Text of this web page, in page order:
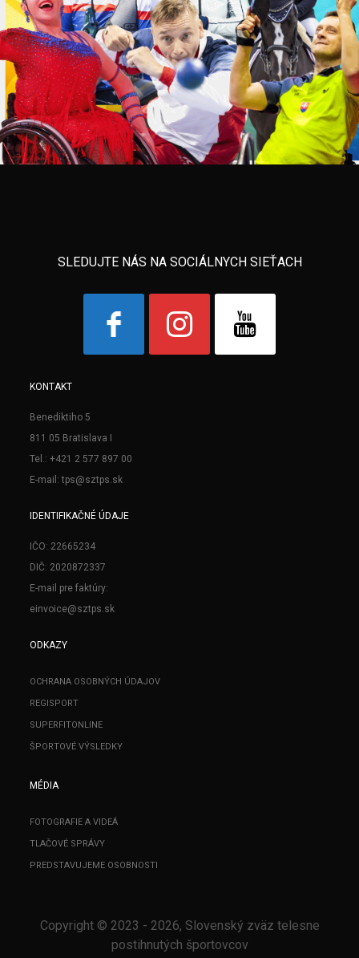
SLEDUJTE NÁS NA SOCIÁLNYCH SIEŤACH
KONTAKT
Benediktiho 5
811 05 Bratislava I
Tel.: +421 2 577 897 00
E-mail: tps@sztps.sk
IDENTIFIKAČNÉ ÚDAJE
IČO: 22665234
DIČ: 2020872337
E-mail pre faktúry:
einvoice@sztps.sk
ODKAZY
OCHRANA OSOBNÝCH ÚDAJOV
REGISPORT
SUPERFITONLINE
ŠPORTOVÉ VÝSLEDKY
MÉDIA
FOTOGRAFIE A VIDEÁ
TLAČOVÉ SPRÁVY
PREDSTAVUJEME OSOBNOSTI
Copyright © 2023 - 2026, Slovenský zväz telesne
postihnutých športovcov